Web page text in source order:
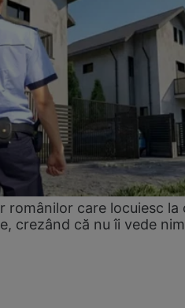
românilor care locuiesc la
crezând că nu îi vede